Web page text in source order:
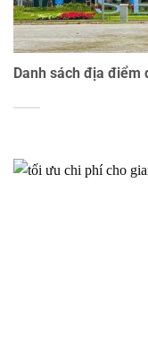
Danh sách địa điểm